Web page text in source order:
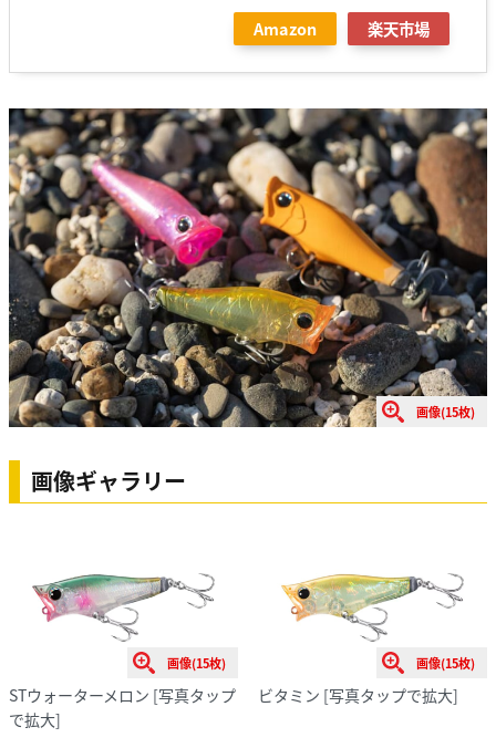
Amazon 楽天市場
画像(15枚)
画像ギャラリー
画像(15枚)
STウォーターメロン [写真タップ
で拡大]
画像(15枚)
ビタミン [写真タップで拡大]